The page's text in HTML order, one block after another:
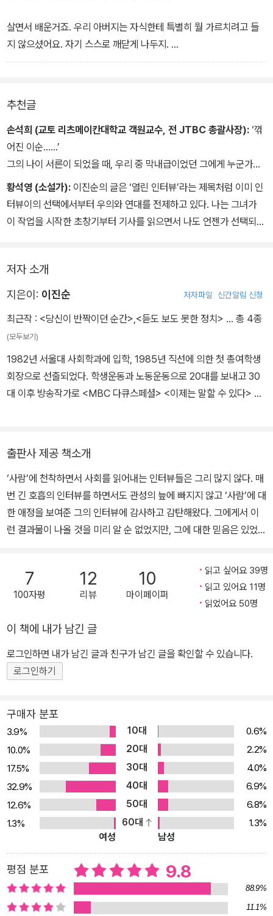
살면서 배운거죠. 우리 아버지는 자식한테 특별히 뭘 가르치려고 들
지 않으셨어요. 자기 스스로 깨닫게 나두지.
추천글
손석희 (교토 리츠메이칸대학교 객원교수, 전 JTBC 총괄사장): ‘꺾
어진 이순……’
그의 나이 서른이 되었을 때, 우리 중 막내급이었던 그에게 누군가가
놀림조로 했던 말이다. 이제 그도 정말 이순을 바라보는 나이가 되었
으니 지나간 시간은 늘 빠르다. 앞서 말한 ‘우리’는 당시 MBC 사람들
이 만들었던 역사연구모임이었는데, 그는 그 일원으로 함께했다. 그
없다. 많은 인터뷰집들이 나오지만, ‘사람’에 천착하면서 사회를 읽어
관성의 늪에 빠지지 않고 ‘사람’에 대한 애정을 보여준 그의 인터뷰에
감사하고 감탄해왔다. ‘꺾어진 이순’의 그에게서 훗날 이런 결과물이
나올 것을 미리 알 순 없었지만, 그래도 그에 대한 믿음은 있었다는 것
을 전한다.
황석영 (소설가): 이진순의 글은 ‘열린 인터뷰’라는 제목처럼 이미 인
터뷰이의 선택에서부터 우의와 연대를 전제하고 있다. 나는 그녀가
이 작업을 시작한 초창기부터 기사를 읽으면서 나도 언젠가 선택되기
세상에 알려진 작가로서의 ‘나’라는 객관성이 무엇인가를 배웠다. 그
리고 까맣게 잊고 있었던 내 숨겨진 과오들이 드러나는 고통과 자책
영의 내면에 틈입했다가 나간 것이었다.
저자 소개
지은이: 이진순 저자파일 신간알림 신청
최근작 : <당신이 반짝이던 순간>,<듣도 보도 못한 정치> … 총 4종
(모두보기)
1982년 서울대 사회학과에 입학, 1985년 직선에 의한 첫 총여학생
회장으로 선출되었다. 학생운동과 노동운동으로 20대를 보내고 30
대 이후 방송작가로 <MBC 다큐스페셜> <이제는 말할 수 있다> 등
소 부소장으로 일했고, 2015년 8월 이후 시민참여정치와 청년활동
가 양성을 목표로 활동하며 재단법인 와글을 설립했다. 2013년부터
6년간 한겨레신문 토요판에 ‘이진순의 열림’을 연재하며 122명을 인
터뷰했다. 사람 사이의 수평적 그물망이 어떻게 거대한 수직의 권력
을 제어하는지, 평범한 사람들의 따뜻함이 어떻게 얼어붙은 세상을
출판사 제공 책소개
‘사람’에 천착하면서 사회를 읽어내는 인터뷰들은 그리 많지 않다. 매
번 긴 호흡의 인터뷰를 하면서도 관성의 늪에 빠지지 않고 ‘사람’에 대
한 애정을 보여준 그의 인터뷰에 감사하고 감탄해왔다. 그에게서 이
런 결과물이 나올 것을 미리 알 순 없었지만, 그에 대한 믿음은 있었다
하게 아름답지만은 않다. 그러나 누구에게나 한 방은 있다.” 세상을
밝히는 건, 잠깐씩 켜지고 꺼지기를 반복하는 평범한 사람들의 반짝
임이다 2013년 6월, 첫번째 인터뷰는 이렇게 시작한다. “희망을 찾
와 다른 것에 자신을 열어 그 신선한 소통으로 스스로 진화하는 열린
사람들을 만나고 싶었다. ‘혁명’이나 ‘진보’조차 낡고 진부한 용어가
되어버린 시대, 열린 사람들의 심장 소리만이 우리를 꿈꾸게 한다. 그
들 심장의 고동 소리를 찾아 떠나는 모험의 이름은 ‘열림’이다. ‘열린
림’에 그치더라도, 나는 이 탐험에 많은 이들이 동참하기를 소망한다.
세상을 바꾸는 건, 오래된 진보의 화석이 아니라, 그치지 않고 자라나
는 열린 성장판이므로.” 그리고 6년 후, 마지막 인터뷰에 대한 이진순
의 소회는 이러했다. “열림의 마지막 인터뷰, 예멘 난민 살와의 기사
가 온라인에 떴다. 살와와 그 아버지 자말에게 이메일과 문자를 보내
며 마음을 졸였다. 그들이 혐오와 적대로 가득한 댓글이 달리기 전에
이 기사를 보길 원했다. 구글번역기로 기사를 읽으면서 살와가 그린
사랑스런 그림과 그들이 한 말이 제대로 실렸는지만 볼 수 있기를.
(…) 열림의 내 마지막 취재여행은 이렇게 끝났다. 수천 개의 악플이
달리는 걸 보면서도 나는 고래가 멀리 있지 않을 거라고 믿는다. 살와
가 가진 기대와 꿈이 헛되지 않을 거라고, 차라리 그와 한편이 되어 매
를 맞겠다.” _이진순 페이스북 글 중에서(2018. 7. 24.) 『당신이 반
7
100자평
12
리뷰
10
마이페이퍼
읽고 싶어요 39명
읽고 있어요 11명
읽었어요 50명
이 책에 내가 남긴 글
로그인하면 내가 남긴 글과 친구가 남긴 글을 확인할 수 있습니다.
로그인하기
구매자 분포
3.9% 10대
0.6%
10.0%
20대
2.2%
17.5%
30대
4.0%
32.9%
40대
6.9%
12.6%
50대
6.8%
1.3%
60대
1.3%
여성
남성
평점 분포 9.8
88.9%
11.1%